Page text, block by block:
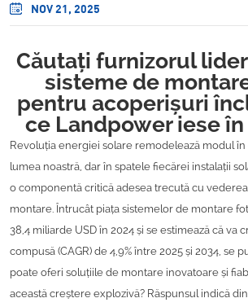
NOV 21, 2025
Căutați furnizorul
sisteme de
pentru acoperișuri
ce Landpower iese
Revoluția energiei solare remodelează modul
lumea noastră, dar în spatele fiecărei instalații
o componentă critică adesea trecută cu
montare. Întrucât piața sistemelor de montare
38,4 miliarde USD în 2024 și se estimează că va
compusă (CAGR) de 4,9% între 2025 și 2034, se
poate oferi soluțiile de montare inovatoare și
această creștere explozivă? Răspunsul indică